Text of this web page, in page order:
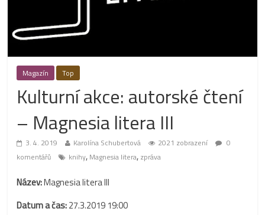
Magazín Top
Kulturní akce: autorské čtení
– Magnesia litera III
3. 4. 2019 Karolína Schubertová 2021 zobrazení
0
komentářů
knihy, Magnesia litera, zpráva
Název:Magnesia litera III
Datum a čas:27.3.2019 19:00